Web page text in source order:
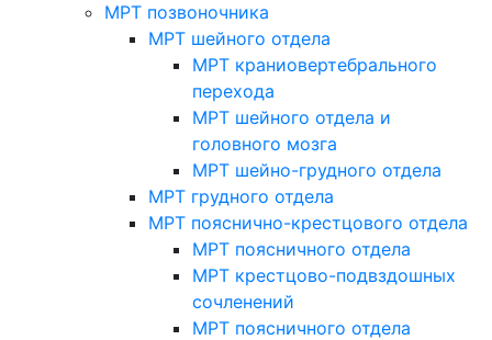
МРТ позвоночника
МРТ шейного отдела
МРТ краниовертебрального
перехода
МРТ шейного отдела и
головного мозга
МРТ шейно-грудного отдела
МРТ грудного отдела
МРТ пояснично-крестцового отдела
МРТ поясничного отдела
МРТ крестцово-подвздошных
сочленений
МРТ поясничного отдела